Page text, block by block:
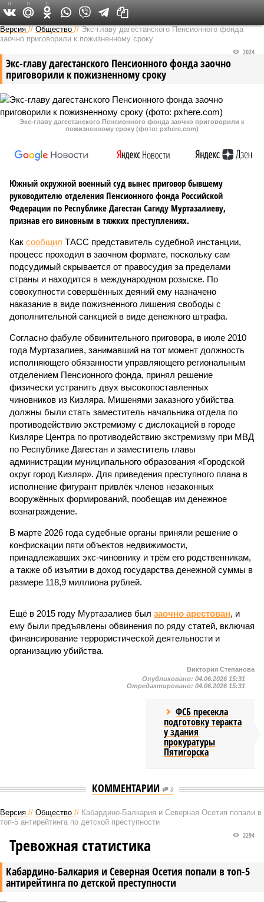
Версия на Кавказе
Версия //Общество //Экс-главу дагестанского Пенсионного фонда
заочно приговорили к пожизненному сроку
Экс-главу дагестанского Пенсионного фонда заочно
приговорили к пожизненному сроку
2024
Экс-главу дагестанского Пенсионного фонда заочно приговорили к
пожизненному сроку (фото: pxhere.com)
Южный окружной военный суд вынес приговор бывшему
руководителю отделения Пенсионного фонда Российской
Федерации по Республике Дагестан Сагиду Муртазалиеву,
признав его виновным в тяжких преступлениях.
Как сообщил ТАСС представитель судебной инстанции,
процесс проходил в заочном формате, поскольку сам
подсудимый скрывается от правосудия за пределами
страны и находится в международном розыске. По
совокупности совершённых деяний ему назначено
наказание в виде пожизненного лишения свободы с
дополнительной санкцией в виде денежного штрафа.
Согласно фабуле обвинительного приговора, в июле 2010
года Муртазалиев, занимавший на тот момент должность
исполняющего обязанности управляющего региональным
отделением Пенсионного фонда, принял решение
физически устранить двух высокопоставленных
чиновников из Кизляра. Мишенями заказного убийства
должны были стать заместитель начальника отдела по
противодействию экстремизму с дислокацией в городе
Кизляре Центра по противодействию экстремизму при МВД
по Республике Дагестан и заместитель главы
администрации муниципального образования «Городской
округ город Кизляр». Для приведения преступного плана в
исполнение фигурант привлёк членов незаконных
вооружённых формирований, пообещав им денежное
вознаграждение.
В марте 2026 года судебные органы приняли решение о
конфискации пяти объектов недвижимости,
принадлежавших экс-чиновнику и трём его родственникам,
а также об изъятии в доход государства денежной суммы в
размере 118,9 миллиона рублей.
Ещё в 2015 году Муртазалиев был заочно арестован, и
ему были предъявлены обвинения по ряду статей, включая
финансирование террористической деятельности и
организацию убийства.
0 0 0
Виктория Степанова
Опубликовано: 04.06.2026 15:31
Отредактировано: 04.06.2026 15:31
ФСБ пресекла
подготовку теракта
у здания
прокуратуры
Пятигорска
КОММЕНТАРИИ 0
Версия // Общество // Кабардино-Балкария и Северная Осетия попали в
топ-5 антирейтинга по детской преступности
Кабардино-Балкария и Северная Осетия попали в топ-5
антирейтинга по детской преступности
2294
Тревожная статистика